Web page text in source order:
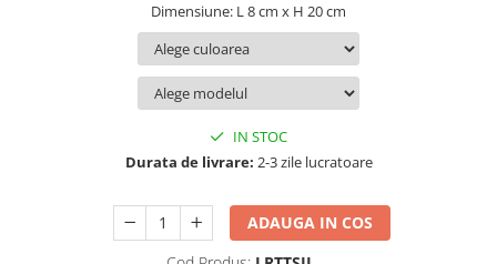
Aranjamente baloane
Lumanari pentru tort
Propsuri si ghirlande
Dimensiune: L 8 cm x H 20 cm
IN STOC
Durata de livrare: 2-3 zile lucratoare
ADAUGA IN COS